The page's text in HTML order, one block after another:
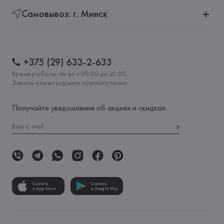
Самовывоз: г. Минск
+375 (29) 633-2-633
Время работы: пн-вс с 09:00 до 21:00,
Заказы через корзину круглосуточно
Получайте уведомления об акциях и скидках:
Скачать
в App Store
Скачать
в Google Play